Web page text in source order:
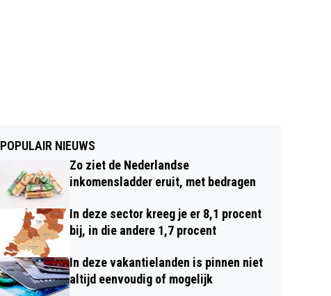
POPULAIR NIEUWS
Zo ziet de Nederlandse
inkomensladder eruit, met bedragen
In deze sector kreeg je er 8,1 procent
bij, in die andere 1,7 procent
In deze vakantielanden is pinnen niet
altijd eenvoudig of mogelijk